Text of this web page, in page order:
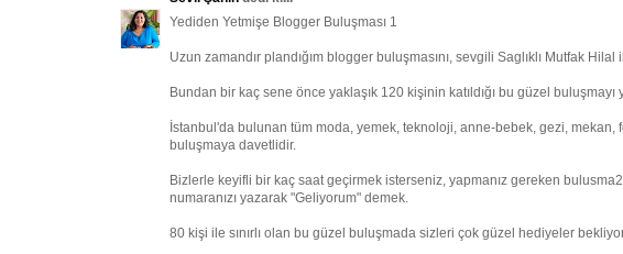
Yediden Yetmişe Blogger Buluşması 1
Uzun zamandır plandığım blogger buluşmasını, sevgili Saglıklı Mutfak
Bundan bir kaç sene önce yaklaşık 120 kişinin katıldığı bu güzel
İstanbul'da bulunan tüm moda, yemek, teknoloji, anne-bebek, gezi,
buluşmaya davetlidir.
Bizlerle keyifli bir kaç saat geçirmek isterseniz, yapmanız gereken
numaranızı yazarak "Geliyorum" demek.
80 kişi ile sınırlı olan bu güzel buluşmada sizleri çok güzel hediyeler